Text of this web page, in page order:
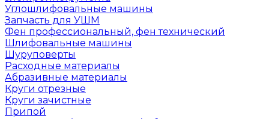
Углошлифовальные машины
Запчасть для УШМ
Фен профессиональный, фен технический
Шлифовальные машины
Шуруповерты
Расходные материалы
Абразивные материалы
Круги отрезные
Круги зачистные
Припой